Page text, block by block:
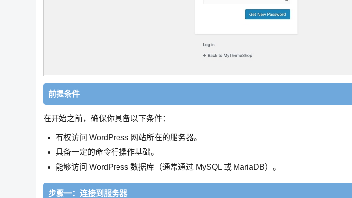
前提条件
在开始之前，确保你具备以下条件：
有权访问 WordPress 网站所在的服务器。
具备一定的命令行操作基础。
能够访问 WordPress 数据库（通常通过 MySQL 或 MariaDB）。
步骤一：连接到服务器